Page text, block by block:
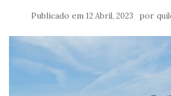
Publicado em 12 Abril, 2023 por